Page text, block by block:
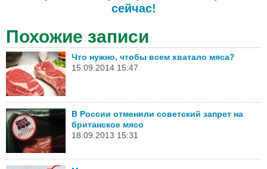
сейчас!
Похожие записи
Что нужно, чтобы всем хватало мяса?
15.09.2014 15:47
В России отменили советский запрет на
британское мясо
18.09.2013 15:31